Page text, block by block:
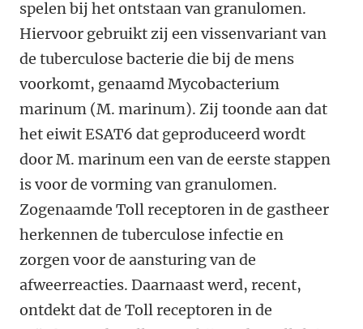
spelen bij het ontstaan van granulomen.
Hiervoor gebruikt zij een vissenvariant van
de tuberculose bacterie die bij de mens
voorkomt, genaamd Mycobacterium
marinum (M. marinum). Zij toonde aan dat
het eiwit ESAT6 dat geproduceerd wordt
door M. marinum een van de eerste stappen
is voor de vorming van granulomen.
Zogenaamde Toll receptoren in de gastheer
herkennen de tuberculose infectie en
zorgen voor de aansturing van de
afweerreacties. Daarnaast werd, recent,
ontdekt dat de Toll receptoren in de